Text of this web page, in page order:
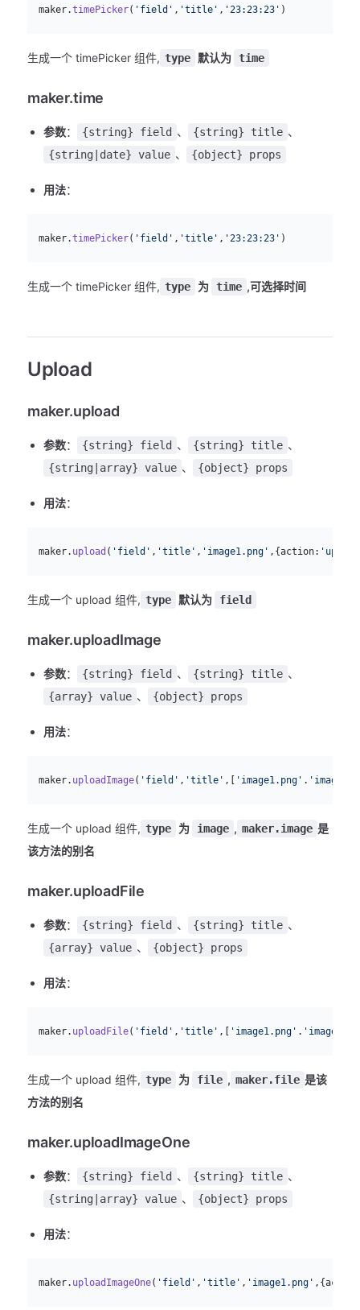
  maker.
timePicker( 'field' , 'title' , '23:23:23' )
生成一个 timePicker 组件, type 默认为 time
maker.time
参数： {string} field 、 {string} title 、
{string|date} value 、 {object} props
用法：
  maker.
timePicker( 'field' , 'title' , '23:23:23' )
生成一个 timePicker 组件, type 为 time ,可选择时间
Upload
maker.upload
参数： {string} field 、 {string} title 、
{string|array} value 、 {object} props
用法：
  maker.
upload ( 'field' , 'title' , 'image1.png' ,{action:
生成一个 upload 组件, type 默认为 field
maker.uploadImage
参数： {string} field 、 {string} title 、
{array} value 、 {object} props
用法：
  maker.
uploadImage( 'field' , 'title' ,[ 'image1.png' .
生成一个 upload 组件, type 为 image , maker.image 是
该方法的别名
maker.uploadFile
参数： {string} field 、 {string} title 、
{array} value 、 {object} props
用法：
  maker.
uploadFile( 'field' , 'title' ,[ 'image1.png' .
生成一个 upload 组件, type 为 file , maker.file 是该
方法的别名
maker.uploadImageOne
参数： {string} field 、 {string} title 、
{string|array} value 、 {object} props
用法：
  maker.
uploadImageOne( 'field' , 'title' , 'image1.png'